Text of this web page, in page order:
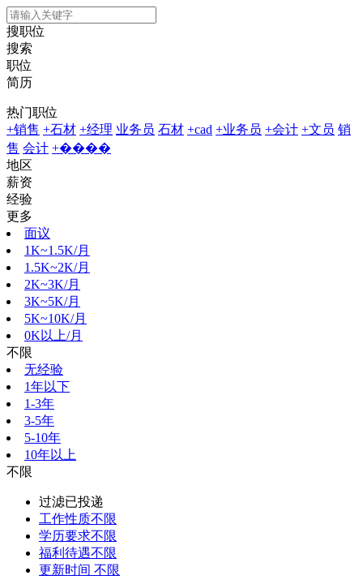
搜职位
搜索
职位
简历
热门职位
+销售 +石材 +经理 业务员 石材 +cad +业务员 +会计 +文员 销
售 会计 +����
地区
薪资
经验
更多
面议
1K~1.5K/月
1.5K~2K/月
2K~3K/月
3K~5K/月
5K~10K/月
0K以上/月
不限
无经验
1年以下
1-3年
3-5年
5-10年
10年以上
不限
过滤已投递
工作性质不限
学历要求不限
福利待遇不限
更新时间 不限